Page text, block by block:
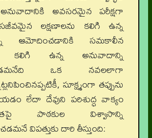
అవసరమైన పరీక్షగా
లక్షణాలను కలిగి ఉన్న
ఆమోదించడానికి సమకాలీన
కలిగి ఉన్న అనువాదాన్ని
ఒక నవలలాగా
సూక్ష్మంగా తప్పును
లేదా దేవుని పరిశుద్ధ వాక్యం
పాఠకుల విశ్వాసాన్ని
విపత్తుకు దారి తీస్తుంది: